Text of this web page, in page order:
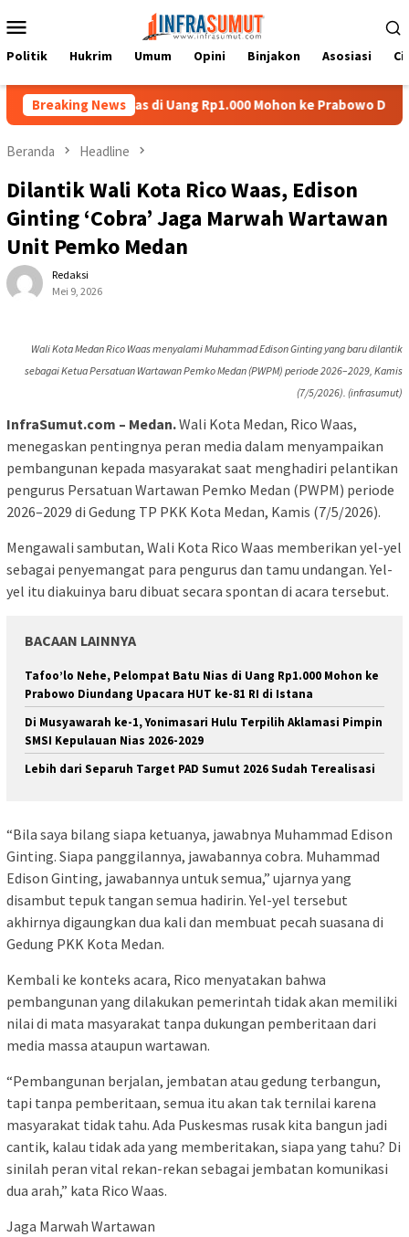
ke
Mobile
Politik Hukrim Umum Opini Binjakon Asosiasi
Breaking News
Nias di Uang Rp1.000 Mohon ke Prabowo Diundang Upacara
Beranda Headline
Dilantik Wali Kota Rico Waas, Edison
Ginting ‘Cobra’ Jaga Marwah Wartawan
Unit Pemko Medan
Redaksi
Mei 9, 2026
Wali Kota Medan Rico Waas menyalami Muhammad Edison Ginting yang baru dilantik
sebagai Ketua Persatuan Wartawan Pemko Medan (PWPM) periode 2026–2029, Kamis
(7/5/2026). (infrasumut)
InfraSumut.com – Medan.Wali Kota Medan, Rico Waas,
menegaskan pentingnya peran media dalam menyampaikan
pembangunan kepada masyarakat saat menghadiri pelantikan
pengurus Persatuan Wartawan Pemko Medan (PWPM) periode
2026–2029 di Gedung TP PKK Kota Medan, Kamis (7/5/2026).
Mengawali sambutan, Wali Kota Rico Waas memberikan yel-yel
sebagai penyemangat para pengurus dan tamu undangan. Yel-
yel itu diakuinya baru dibuat secara spontan di acara tersebut.
BACAAN LAINNYA
Tafoo’lo Nehe, Pelompat Batu Nias di Uang Rp1.000 Mohon ke
Prabowo Diundang Upacara HUT ke-81 RI di Istana
Di Musyawarah ke-1, Yonimasari Hulu Terpilih Aklamasi Pimpin
SMSI Kepulauan Nias 2026-2029
Lebih dari Separuh Target PAD Sumut 2026 Sudah Terealisasi
“Bila saya bilang siapa ketuanya, jawabnya Muhammad Edison
Ginting. Siapa panggilannya, jawabannya cobra. Muhammad
Edison Ginting, jawabannya untuk semua,” ujarnya yang
disambut tepuk tangan semua hadirin. Yel-yel tersebut
akhirnya digaungkan dua kali dan membuat pecah suasana di
Gedung PKK Kota Medan.
Kembali ke konteks acara, Rico menyatakan bahwa
pembangunan yang dilakukan pemerintah tidak akan memiliki
nilai di mata masyarakat tanpa dukungan pemberitaan dari
media massa ataupun wartawan.
“Pembangunan berjalan, jembatan atau gedung terbangun,
tapi tanpa pemberitaan, semua itu akan tak ternilai karena
masyarakat tidak tahu. Ada Puskesmas rusak kita bangun jadi
cantik, kalau tidak ada yang memberitakan, siapa yang tahu? Di
sinilah peran vital rekan-rekan sebagai jembatan komunikasi
dua arah,” kata Rico Waas.
Jaga Marwah Wartawan